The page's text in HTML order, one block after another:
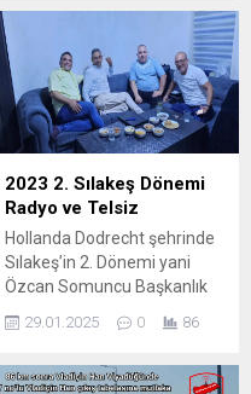
fotoğraflı yol tarifi
hazırladık. İzin sezonunda
sizleri Radyo Sılakeş ve
Sılakeş Telsiz’ede
bekliyoruz.
2023 2. Sılakeş Dönemi
Radyo ve Telsiz
Hollanda Dodrecht şehrinde
Sılakeş’in 2. Dönemi yani
Özcan Somuncu Başkanlık
Başkanlığında İbrahim
Demir Sılakeş Kurucu ve
29.01.2025 0 86